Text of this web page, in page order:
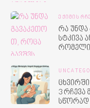
ᲔᲥᲘᲛᲘᲡ
რა
სტკივა
3
სწორად